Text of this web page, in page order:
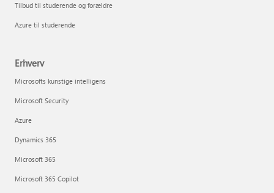
Tilbud til studerende og forældre
Azure til studerende
Erhverv
Microsofts kunstige intelligens
Microsoft Security
Azure
Dynamics 365
Microsoft 365
Microsoft 365 Copilot